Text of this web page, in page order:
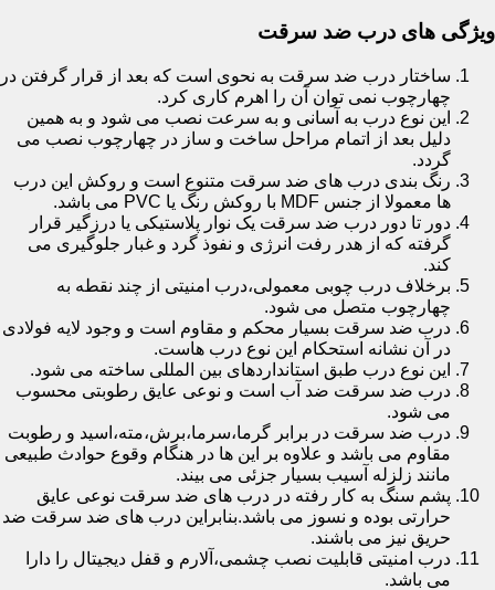
ویژگی های درب ضد سرقت
ساختار درب ضد سرقت به نحوی است که بعد از قرار گرفتن در
چهارچوب نمی توان آن را اهرم کاری کرد.
این نوع درب به آسانی و به سرعت نصب می شود و به همین
دلیل بعد از اتمام مراحل ساخت و ساز در چهارچوب نصب می
گردد.
رنگ بندی درب های ضد سرقت متنوع است و روکش این درب
ها معمولا از جنس MDF با روکش رنگ یا PVC می باشد.
دور تا دور درب ضد سرقت یک نوار پلاستیکی یا درزگیر قرار
گرفته که از هدر رفت انرژی و نفوذ گرد و غبار جلوگیری می
کند.
برخلاف درب چوبی معمولی،درب امنیتی از چند نقطه به
چهارچوب متصل می شود.
درب ضد سرقت بسیار محکم و مقاوم است و وجود لایه فولادی
در آن نشانه استحکام این نوع درب هاست.
این نوع درب طبق استانداردهای بین المللی ساخته می شود.
درب ضد سرقت ضد آب است و نوعی عایق رطوبتی محسوب
می شود.
درب ضد سرقت در برابر گرما،سرما،برش،مته،اسید و رطوبت
مقاوم می باشد و علاوه بر این ها در هنگام وقوع حوادث طبیعی
مانند زلزله آسیب بسیار جزئی می بیند.
پشم سنگ به کار رفته در درب های ضد سرقت نوعی عایق
حرارتی بوده و نسوز می باشد.بنابراین درب های ضد سرقت ضد
حریق نیز می باشند.
درب امنیتی قابلیت نصب چشمی،آلارم و قفل دیجیتال را دارا
می باشد.